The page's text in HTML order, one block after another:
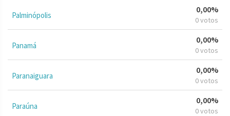
Palminópolis
0,00%
0 votos
Panamá
0,00%
0 votos
Paranaiguara
0,00%
0 votos
Paraúna
0,00%
0 votos